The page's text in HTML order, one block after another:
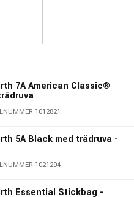
7A American Classic®
1012821
5A Black med trädruva -
1021294
Essential Stickbag -